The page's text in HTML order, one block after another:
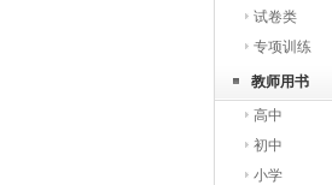
试卷类
专项训练
教师用书
高中
初中
小学